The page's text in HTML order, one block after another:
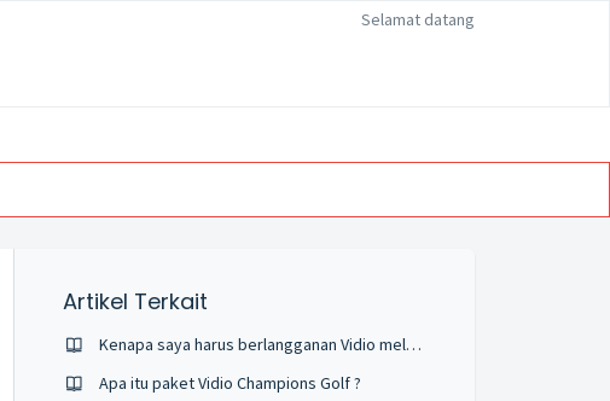
Selamat datang
Artikel Terkait
Kenapa saya harus berlangganan Vidio melalui IndiHome ? Apa saja kelebihannya ?
Apa itu paket Vidio Champions Golf ?